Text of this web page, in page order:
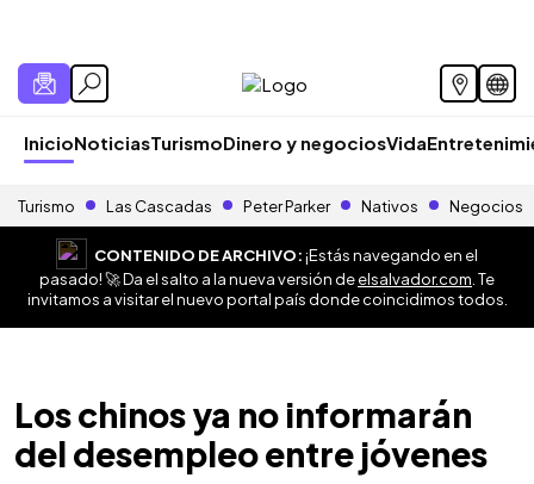
InicioNoticiasTurismoDinero y negociosVida
Turismo Las Cascadas Peter Parker Nativos Negocios
CONTENIDO DE ARCHIVO:¡Estás navegando en el
pasado! 🚀 Da el salto a la nueva versión deelsalvador.com . Te
invitamos a visitar el nuevo portal país donde coincidimos todos.
Los chinos ya no informarán
del desempleo entre jóvenes